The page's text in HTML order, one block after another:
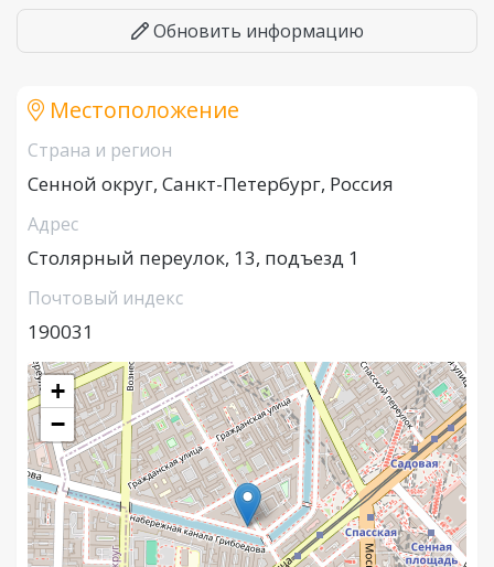
Обновить информацию
Местоположение
Страна и регион
Сенной округ, Санкт-Петербург, Россия
Адрес
Столярный переулок, 13, подъезд 1
Почтовый индекс
190031
+
−